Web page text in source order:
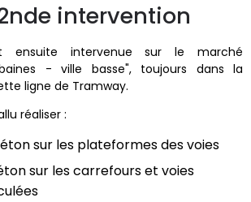
intervention
est ensuite intervenue sur le marché
- ville basse", toujours dans la
ligne de Tramway.
réaliser :
sur les plateformes des voies
sur les carrefours et voies